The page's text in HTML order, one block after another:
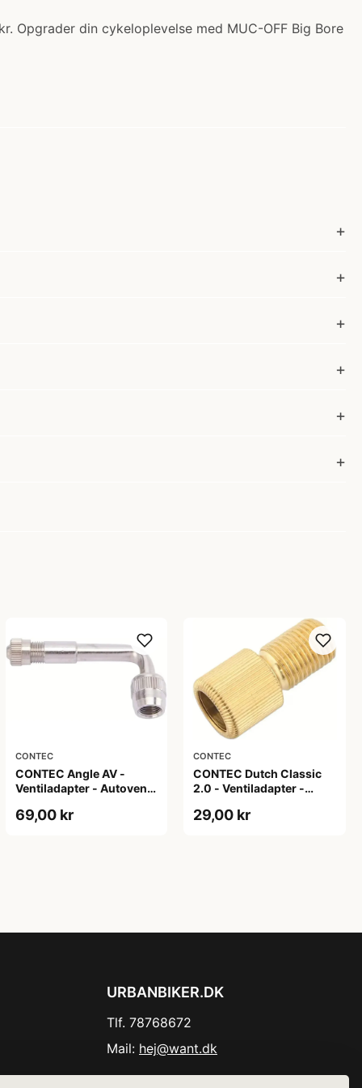
Opgrader din cykeloplevelse med MUC-OFF Big Bore
CONTEC
CONTEC Angle AV -
Ventiladapter - Autoventil
69,00 kr
CONTEC
CONTEC Dutch Classic
2.0 - Ventiladapter -
Guld
29,00 kr
URBANBIKER.DK
Tlf. 78768672
Mail: hej@want.dk